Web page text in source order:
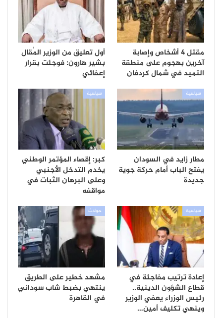
مقتل 4 أشخاص وإصابة
آخرين بهجوم على منطقة
التميد في شمال كردفان
أول تعليق من الوزير المُقال
بشير هارون: فوجئت بقرار
إعفائي
سياسية
مطار زايد في السودان
يفتح الباب أمام حركة جوية
جديدة
سياسية
كبر: إقصاء المؤتمر الوطني
يخدم التدخل الأجنبي
وعلى البرهان الثبات في
مواقفه
سياسية
إعادة ترتيب مفاجئة في
قطاع الشؤون الدينية..
رئيس الوزراء يعفي الوزير
وينهي تكليف أمين…
حوادث
مشهد خطير على الطريق
ينتهي بضبط شاب سوداني
في القاهرة